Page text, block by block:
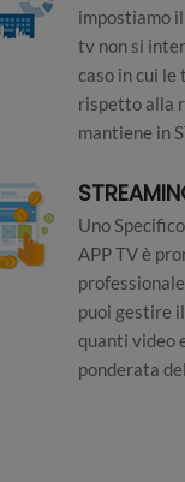
impostiamo
tv non si
caso in cui le
rispetto alla
mantiene in
Uno
APP TV è
puoi gestire
quanti video
ponderata